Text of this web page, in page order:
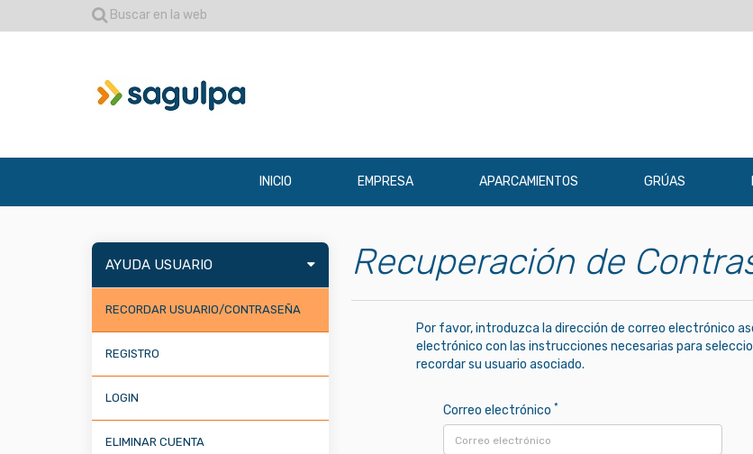
Buscar en la web
INICIO EMPRESA APARCAMIENTOS GRÚAS
AYUDA USUARIO
RECORDAR USUARIO/CONTRASEÑA
REGISTRO
LOGIN
ELIMINAR CUENTA
Recuperación de
Por favor, introduzca la dirección de correo electrónico
electrónico con las instrucciones necesarias para
recordar su usuario asociado.
Correo electrónico *